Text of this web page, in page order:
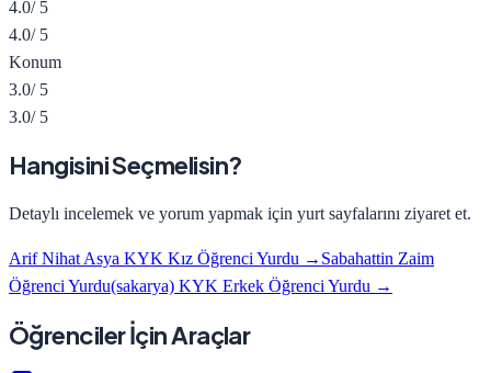
4.0/ 5
4.0/ 5
Konum
3.0/ 5
3.0/ 5
Hangisini Seçmelisin?
Detaylı incelemek ve yorum yapmak için yurt sayfalarını ziyaret et.
Arif Nihat Asya KYK Kız Öğrenci Yurdu → Sabahattin Zaim
Öğrenci Yurdu(sakarya) KYK Erkek Öğrenci Yurdu →
Öğrenciler İçin Araçlar